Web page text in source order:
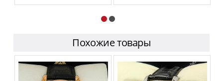
Похожие товары